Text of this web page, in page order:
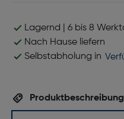
Lagernd | 6 bis 8
Nach Hause liefern
Selbstabholung in
Produktbeschreibung